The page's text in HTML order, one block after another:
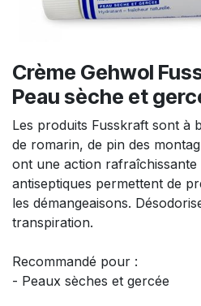
Crème Gehwol
Peau sèche et
Les produits Fusskraft sont à
de romarin, de pin des
ont une action rafraîchissante
antiseptiques permettent de
les démangeaisons.
transpiration.
Recommandé pour :
- Peaux sèches et gercée